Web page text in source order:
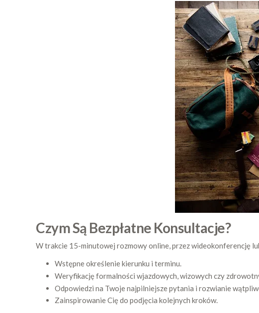
Czym Są Bezpłatne Konsultacje?
W trakcie 15-minutowej rozmowy online, przez wideokonferencję
Wstępne określenie kierunku i terminu.
Weryfikację formalności wjazdowych, wizowych czy
Odpowiedzi na Twoje najpilniejsze pytania i rozwianie
Zainspirowanie Cię do podjęcia kolejnych kroków.